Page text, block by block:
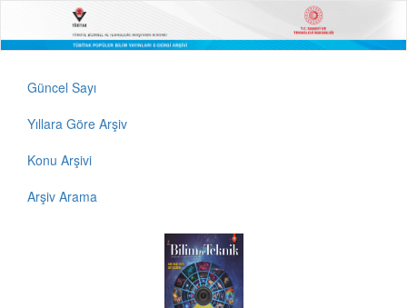
Güncel Sayı
Yıllara Göre Arşiv
Konu Arşivi
Arşiv Arama